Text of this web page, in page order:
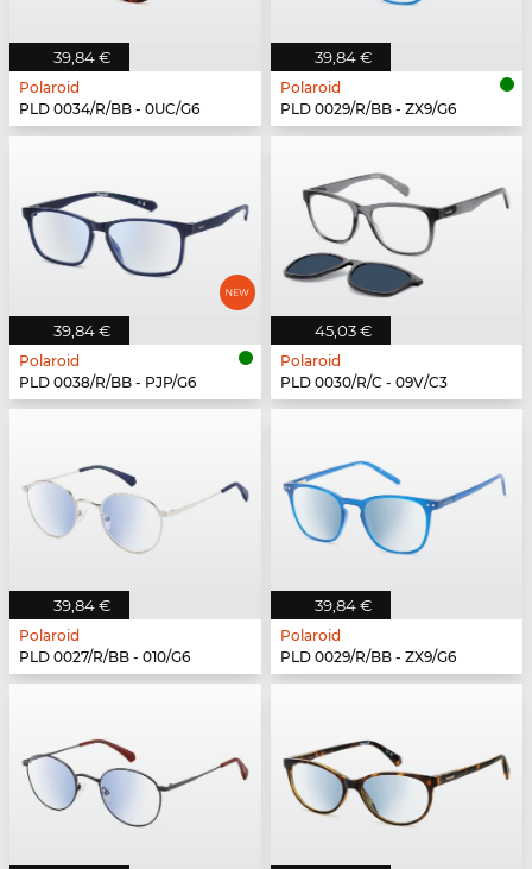
39,84 €
Polaroid
PLD 0034/R/BB - 0UC/G6
39,84 €
Polaroid
PLD 0029/R/BB - ZX9/G6
39,84 €
Polaroid
PLD 0038/R/BB - PJP/G6
45,03 €
Polaroid
PLD 0030/R/C - 09V/C3
39,84 €
Polaroid
PLD 0027/R/BB - 010/G6
39,84 €
Polaroid
PLD 0029/R/BB - ZX9/G6